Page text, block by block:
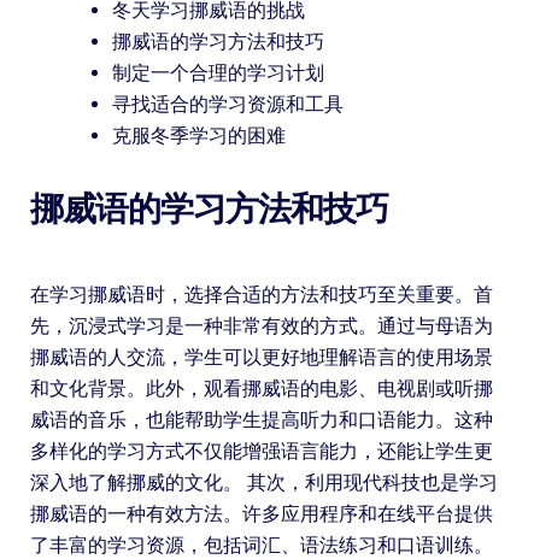
冬天学习挪威语的挑战
挪威语的学习方法和技巧
制定一个合理的学习计划
寻找适合的学习资源和工具
克服冬季学习的困难
挪威语的学习方法和技巧
在学习挪威语时，选择合适的方法和技巧至关重要。首
先，沉浸式学习是一种非常有效的方式。通过与母语为
挪威语的人交流，学生可以更好地理解语言的使用场景
和文化背景。此外，观看挪威语的电影、电视剧或听挪
威语的音乐，也能帮助学生提高听力和口语能力。这种
多样化的学习方式不仅能增强语言能力，还能让学生更
深入地了解挪威的文化。 其次，利用现代科技也是学习
挪威语的一种有效方法。许多应用程序和在线平台提供
了丰富的学习资源，包括词汇、语法练习和口语训练。